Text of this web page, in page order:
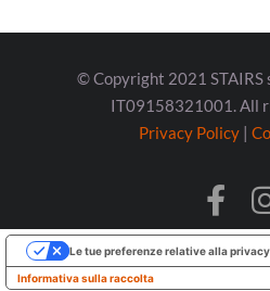
© Copyright 2021 STAIRS
IT09158321001. All
Privacy Policy|
Informativa sulla raccolta
Le tue preferenze relative alla privacy